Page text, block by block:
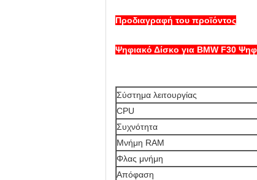
Προδιαγραφή του προϊόντος
Ψηφιακό Δίσκο για BMW F30
Σύστημα λειτουργίας
CPU
Συχνότητα
Μνήμη RAM
Φλας μνήμη
Απόφαση